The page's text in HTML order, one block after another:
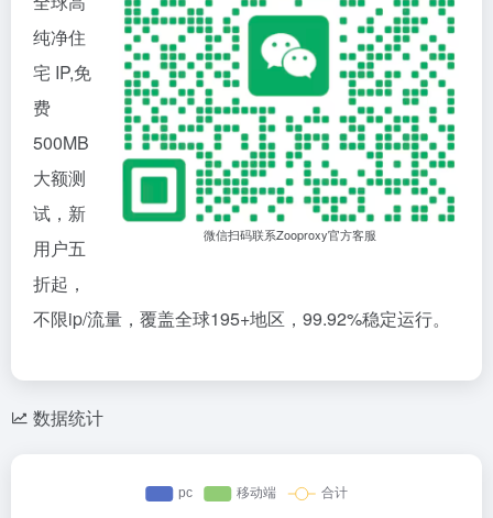
微信扫码联系Zooproxy官方客服
纯净住
宅 IP,免
费
500MB
大额测
试，新
用户五
折起，
不限ip/流量，覆盖全球195+地区，99.92%稳定运行。
数据统计